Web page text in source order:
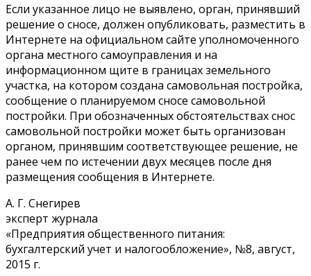
Если указанное лицо не выявлено, орган, принявший
решение о сносе, должен опубликовать, разместить в
Интернете на официальном сайте уполномоченного
органа местного самоуправления и на
информационном щите в границах земельного
участка, на котором создана самовольная постройка,
сообщение о планируемом сносе самовольной
постройки. При обозначенных обстоятельствах снос
самовольной постройки может быть организован
органом, принявшим соответствующее решение, не
ранее чем по истечении двух месяцев после дня
размещения сообщения в Интернете.
А. Г. Снегирев
эксперт журнала
«Предприятия общественного питания:
бухгалтерский учет и налогообложение», №8, август,
2015 г.